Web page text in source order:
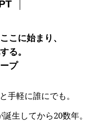
こに始まり、
る。
プ
手軽に誰にでも。
生してから20数年。